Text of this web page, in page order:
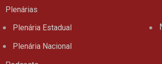
Plenárias
Plenária Estadual
Plenária Nacional